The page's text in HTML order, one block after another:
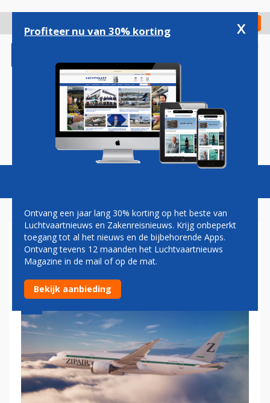
gaan
Check in
Magazine Podcasts Vacatures
NIEUWE MAATSCHAPPIJ
ZIPAIR TOONT HUISSTIJL
Profiteer nu van 30% korting x
Ontvang een jaar lang 30% korting op het beste van
Luchtvaartnieuws en Zakenreisnieuws. Krijg onbeperkt
toegang tot al het nieuws en de bijbehorende Apps.
Ontvang tevens 12 maanden het Luchtvaartnieuws
Magazine in de mail of op de mat.
Bekijk aanbieding